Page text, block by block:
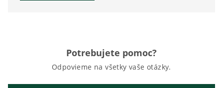
Potrebujete pomoc?
Odpovieme na všetky vaše otázky.